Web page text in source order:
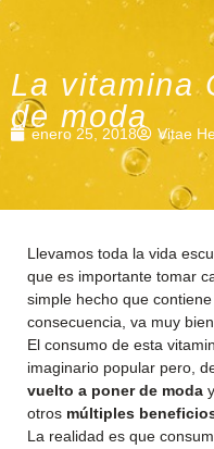
La vitamina
de moda
enero 25, 2018 Vitae
Llevamos toda la vida
que es importante tomar
simple hecho que
consecuencia, va muy
El consumo de esta
imaginario popular pero,
vuelto a poner de moda
otros múltiples
La realidad es que